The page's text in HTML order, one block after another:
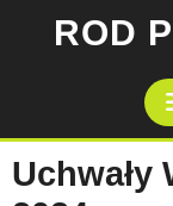
ROD
Uchwały